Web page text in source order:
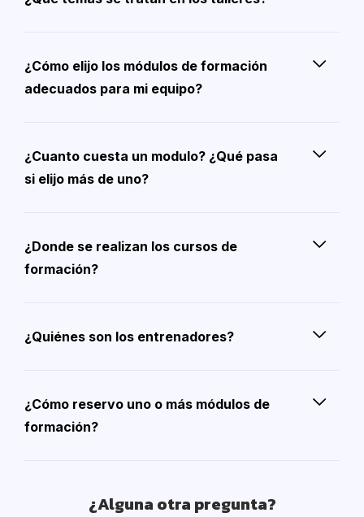
¿Cómo elijo los módulos de formación
adecuados para mi equipo?
¿Cuanto cuesta un modulo? ¿Qué pasa
si elijo más de uno?
¿Donde se realizan los cursos de
formación?
¿Quiénes son los entrenadores?
¿Cómo reservo uno o más módulos de
formación?
¿Alguna otra pregunta?